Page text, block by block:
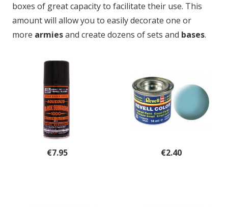
boxes of great capacity to facilitate their use. This
amount will allow you to easily decorate one or
more armiesand create dozens of sets and bases.
€7.95 €2.40